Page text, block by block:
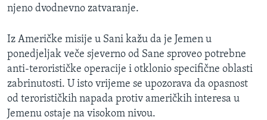
ŽENSKA STRANA
IZBJEGLIČKA STRANA
MAGAZIN
O GLASU AMERIKE
Learning English
njeno dvodnevno zatvaranje.
Iz Američke misije u Sani kažu da je Jemen u
ponedjeljak veče sjeverno od Sane sproveo potrebne
anti-terorističke operacije i otklonio specifične oblasti
zabrinutosti. U isto vrijeme se upozorava da opasnost
od terorističkih napada protiv američkih interesa u
Jemenu ostaje na visokom nivou.